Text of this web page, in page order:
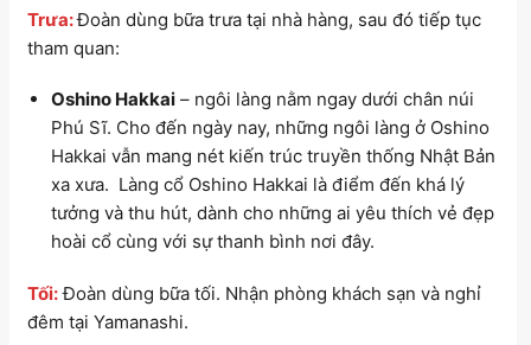
Trưa:Đoàn dùng bữa trưa tại nhà hàng, sau đó tiếp tục
tham quan:
Oshino Hakkai– ngôi làng nằm ngay dưới chân núi
Phú Sĩ. Cho đến ngày nay, những ngôi làng ở Oshino
Hakkai vẫn mang nét kiến trúc truyền thống Nhật Bản
xa xưa. Làng cổ Oshino Hakkai là điểm đến khá lý
tưởng và thu hút, dành cho những ai yêu thích vẻ đẹp
hoài cổ cùng với sự thanh bình nơi đây.
Tối:Đoàn dùng bữa tối. Nhận phòng khách sạn và nghỉ
đêm tại Yamanashi.